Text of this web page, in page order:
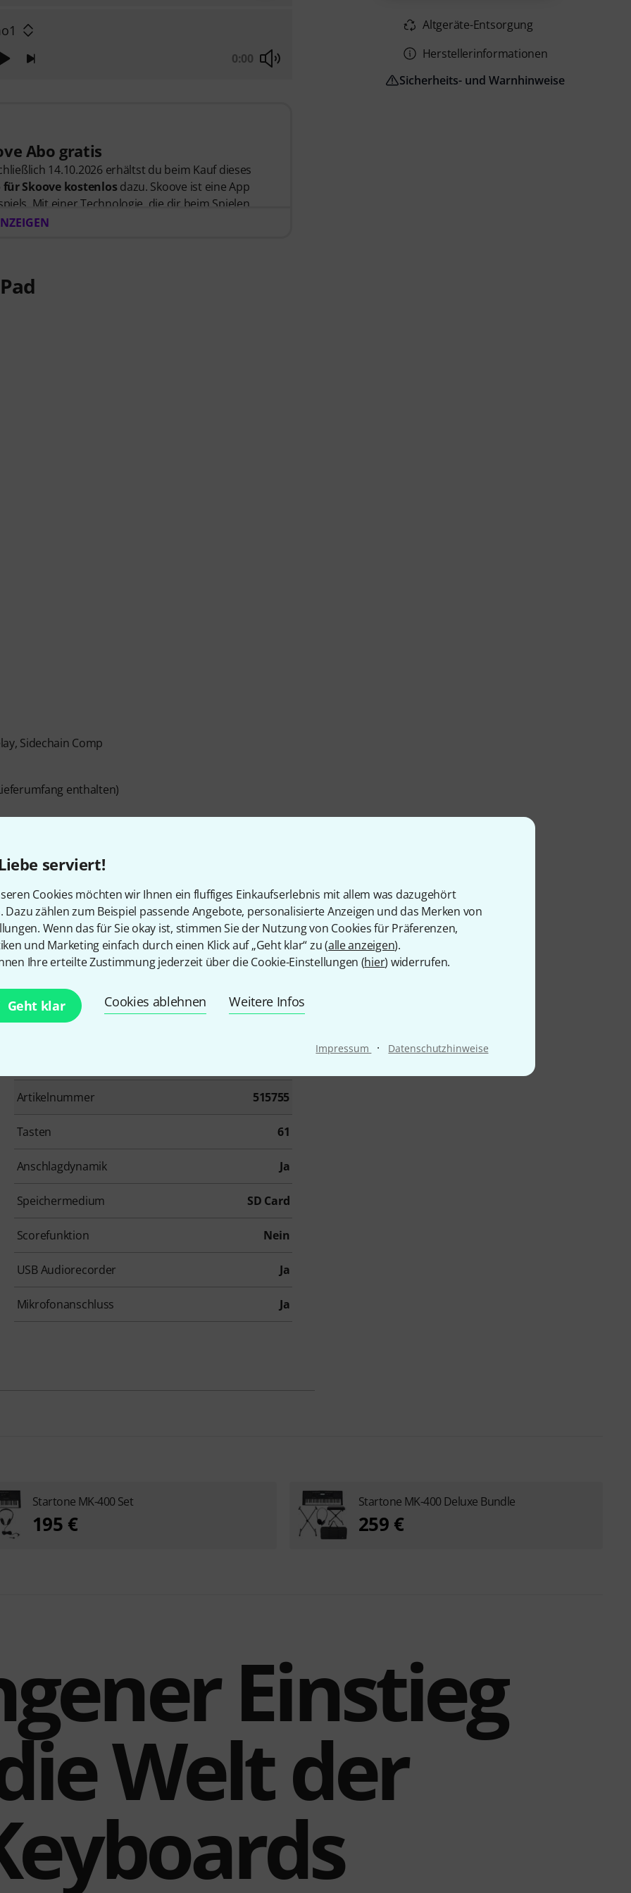
serviert!
Cookies möchten wir Ihnen ein fluffiges Einkaufserlebnis mit allem was dazugehört
Dazu zählen zum Beispiel passende Angebote, personalisierte Anzeigen und das Merken von
Wenn das für Sie okay ist, stimmen Sie der Nutzung von Cookies für Präferenzen,
und Marketing einfach durch einen Klick auf „Geht klar“ zu (alle anzeigen).
Ihre erteilte Zustimmung jederzeit über die Cookie-Einstellungen (hier) widerrufen.
Geht klar Cookies ablehnen Weitere Infos
Impressum · Datenschutzhinweise
0:00
Abo gratis
14.10.2026 erhältst du beim Kauf dieses
Skoove kostenlos dazu. Skoove ist eine App
Mit einer Technologie, die dir beim Spielen
von erfahrenen Klavierlehrer*innen erstellt
erforderlich.
Sidechain Comp
enthalten)
X 10.8 oder neuer)
Artikelnummer 515755
Tasten 61
Anschlagdynamik Ja
Speichermedium SD Card
Scorefunktion Nein
USB Audiorecorder Ja
Mikrofonanschluss Ja
Altgeräte-Entsorgung
Herstellerinformationen
Sicherheits- und Warnhinweise
Startone MK-400 Set
195 €
Startone MK-400 Deluxe Bundle
259 €
Einstieg
Welt der